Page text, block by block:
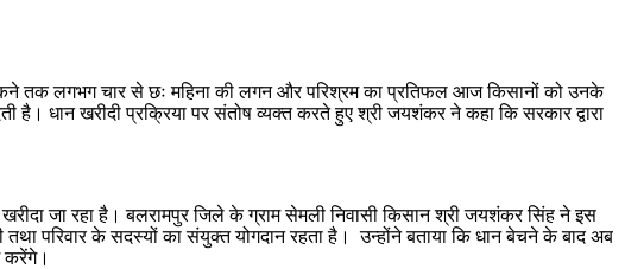
तक लगभग चार से छः महिना की लगन और परिश्रम का प्रतिफल आज किसानों को उनके
धान खरीदी प्रक्रिया पर संतोष व्यक्त करते हुए श्री जयशंकर ने कहा कि सरकार द्वारा
जा रहा है। बलरामपुर जिले के ग्राम सेमली निवासी किसान श्री जयशंकर सिंह ने इस
परिवार के सदस्यों का संयुक्त योगदान रहता है। उन्होंने बताया कि धान बेचने के बाद अब
करेंगे।